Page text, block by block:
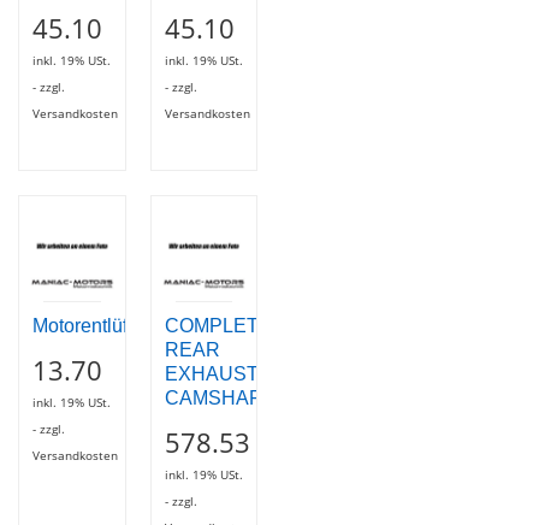
45.10
inkl. 19% USt.
- zzgl.
Versandkosten
45.10
inkl. 19% USt.
- zzgl.
Versandkosten
Motorentlüftungsdeckel
13.70
inkl. 19% USt.
- zzgl.
Versandkosten
COMPLETE
REAR
EXHAUST
CAMSHAFT
578.53
inkl. 19% USt.
- zzgl.